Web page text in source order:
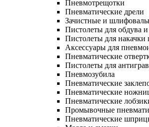
Пневмотрещотки
Пневматические дрели
Зачистные и
Пистолеты для обдува
Пистолеты для
Аксессуары для
Пневматические
Пистолеты для
Пневмозубила
Пневматические
Пневматические
Пневматические
Промывочные
Пневматические